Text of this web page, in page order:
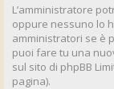
L’amministratore
oppure nessuno lo
amministratori se è
puoi fare tu una
sul sito di phpBB
pagina).